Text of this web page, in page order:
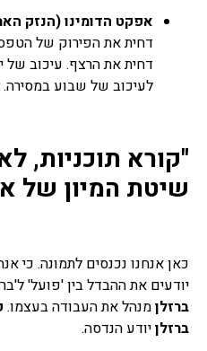
אפקט הדומינו (הנזק
דחית את הפירוק של
דחית את הרצף. עיכוב של
לעיכוב של שבוע
"קורא תוכניות,
שיטת המיון של
כאן אנחנו נכנסים לתמונה. כי
יודעים את ההבדל בין 'פועל'
ברזלןמנהל את העבודה בעצמו.
ברזלןיודע הנדסה.